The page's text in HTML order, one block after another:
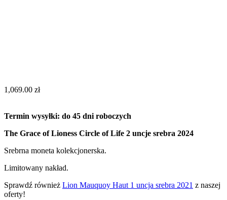
1,069.00 zł
Termin wysyłki: do 45 dni roboczych
The Grace of Lioness Circle of Life 2 uncje srebra 2024
Srebrna moneta kolekcjonerska.
Limitowany nakład.
Sprawdź również Lion Mauquoy Haut 1 uncja srebra 2021 z naszej
oferty!